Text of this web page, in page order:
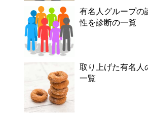
有名人グループの
性を診断の一覧
取り上げた有名人
一覧